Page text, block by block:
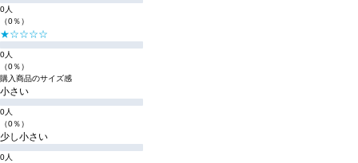
0人
（0％）
★☆☆☆☆
0人
（0％）
購入商品のサイズ感
小さい
0人
（0％）
少し小さい
0人